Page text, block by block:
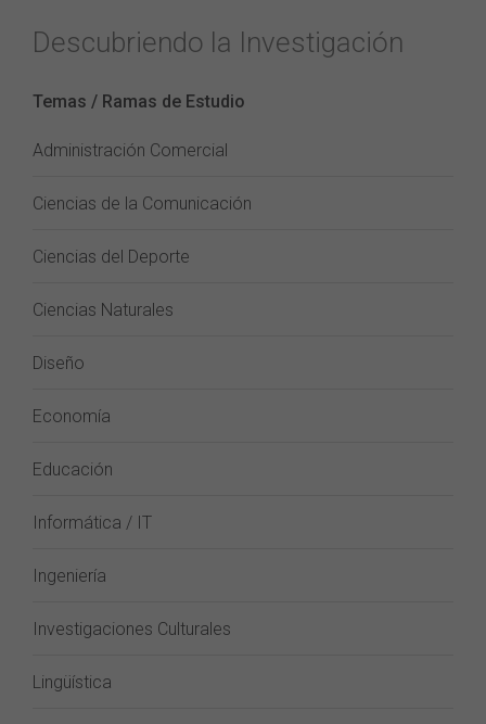
Descubriendo la Investigación
Temas / Ramas de Estudio
Administración Comercial
Ciencias de la Comunicación
Ciencias del Deporte
Ciencias Naturales
Diseño
Economía
Educación
Informática / IT
Ingeniería
Investigaciones Culturales
Lingüística